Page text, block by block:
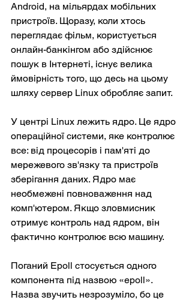
Android, на мільярдах мобільних
пристроїв. Щоразу, коли хтось
переглядає фільм, користується
онлайн-банкінгом або здійснює
пошук в Інтернеті, існує велика
ймовірність того, що десь на цьому
шляху сервер Linux обробляє запит.
У центрі Linux лежить ядро. Це ядро
операційної системи, яке контролює
все: від процесорів і пам'яті до
мережевого зв'язку та пристроїв
зберігання даних. Ядро має
необмежені повноваження над
комп'ютером. Якщо зловмисник
отримує контроль над ядром, він
фактично контролює всю машину.
Поганий Epoll стосується одного
компонента під назвою «epoll».
Назва звучить незрозуміло, бо це